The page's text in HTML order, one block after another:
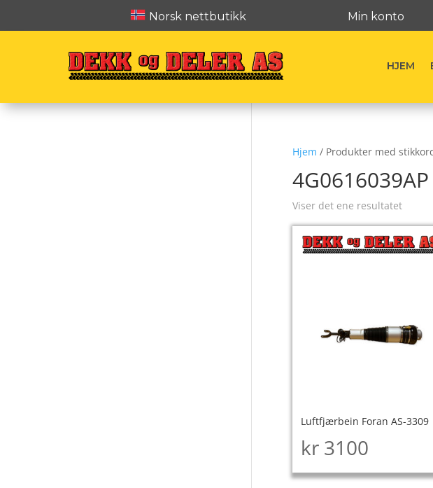
Norsk nettbutikk Min konto
HJEM
Hjem / Produkter med
4G0616039AP
Viser det ene resultatet
Luftfjærbein Foran AS-3309
kr3100